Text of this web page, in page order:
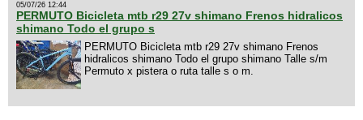
05/07/26 12:44
PERMUTO Bicicleta mtb r29 27v shimano Frenos hidralicos
shimano Todo el grupo s
PERMUTO Bicicleta mtb r29 27v shimano Frenos
hidralicos shimano Todo el grupo shimano Talle s/m
Permuto x pistera o ruta talle s o m.